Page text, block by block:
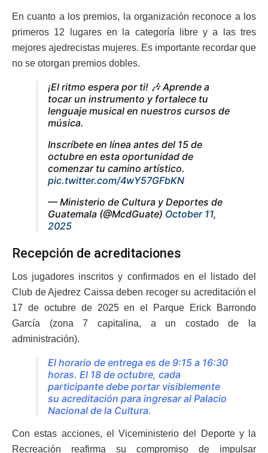
En cuanto a los premios, la organización reconoce a los
primeros 12 lugares en la categoría libre y a las tres
mejores ajedrecistas mujeres. Es importante recordar que
no se otorgan premios dobles.
¡El ritmo espera por ti! 🎶 Aprende a
tocar un instrumento y fortalece tu
lenguaje musical en nuestros cursos de
música.
Inscríbete en línea antes del 15 de
octubre en esta oportunidad de
comenzar tu camino artístico.
pic.twitter.com/4wY57GFbKN
— Ministerio de Cultura y Deportes de
Guatemala (@McdGuate) October 11,
2025
Recepción de acreditaciones
Los jugadores inscritos y confirmados en el listado del
Club de Ajedrez Caissa deben recoger su acreditación el
17 de octubre de 2025 en el Parque Erick Barrondo
García (zona 7 capitalina, a un costado de la
administración).
El horario de entrega es de 9:15 a 16:30
horas. El 18 de octubre, cada
participante debe portar visiblemente
su acreditación para ingresar al Palacio
Nacional de la Cultura.
Con estas acciones, el Viceministerio del Deporte y la
Recreación reafirma su compromiso de impulsar